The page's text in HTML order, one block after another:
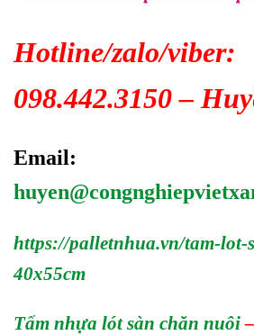
Hotline/zalo/viber:
098.442.3150 –
Email:
https://palletnhua.vn/tam-lot-
40x55cm
Tấm nhựa lótsàn chăn nuôi –